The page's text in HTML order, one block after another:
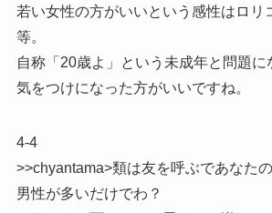
若い女性の方がいいという感性はロリ
等。
自称「20歳よ」という未成年と問題に
気をつけになった方がいいですね。
4-4
>>chyantama>類は友を呼ぶであなた
男性が多いだけでわ？